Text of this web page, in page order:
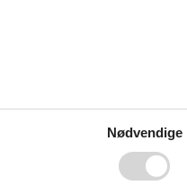
Nødvendige